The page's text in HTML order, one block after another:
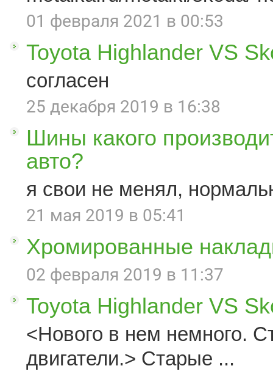
01 февраля 2021 в 00:53
Toyota Highlander VS
согласен
25 декабря 2019 в 16:38
Шины какого
авто?
я свои не менял,
21 мая 2019 в 05:41
Хромированные
02 февраля 2019 в 11:37
Toyota Highlander VS
<Нового в нем немного.
двигатели.> Старые ...